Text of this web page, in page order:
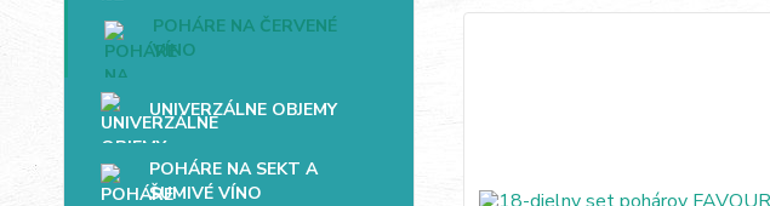
POHÁRE NA ČERVENÉ
VÍNO
UNIVERZÁLNE OBJEMY
POHÁRE NA SEKT A
ŠUMIVÉ VÍNO